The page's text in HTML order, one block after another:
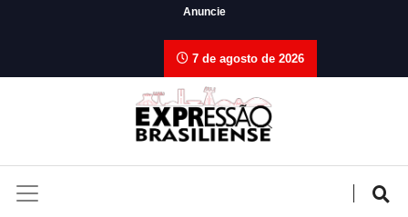
Anuncie
7 de agosto de 2026